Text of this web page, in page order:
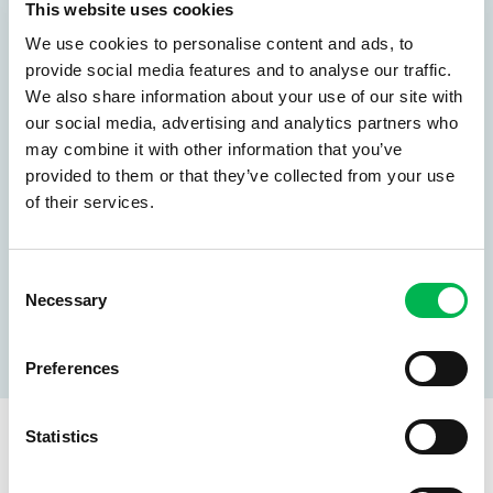
This website uses cookies
We use cookies to personalise content and ads, to
provide social media features and to analyse our traffic.
We also share information about your use of our site with
our social media, advertising and analytics partners who
may combine it with other information that you’ve
provided to them or that they’ve collected from your use
of their services.
Selection
Necessary
Preferences
Statistics
Privat
En av de bättre elfirmor som jag har anlitat under
åren. Ställde upp på kort tid och utförde
elarbeterna på ett professionellt sätt. Något lägre
pris än kolleger i branschen. Jag kan varmt